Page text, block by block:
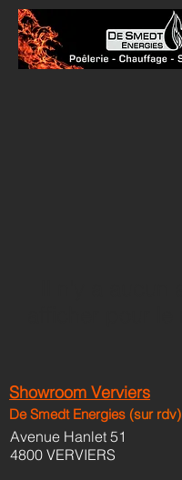
Showroom Verviers
De Smedt Energies (sur rdv)
Avenue Hanlet 51
4800 VERVIERS